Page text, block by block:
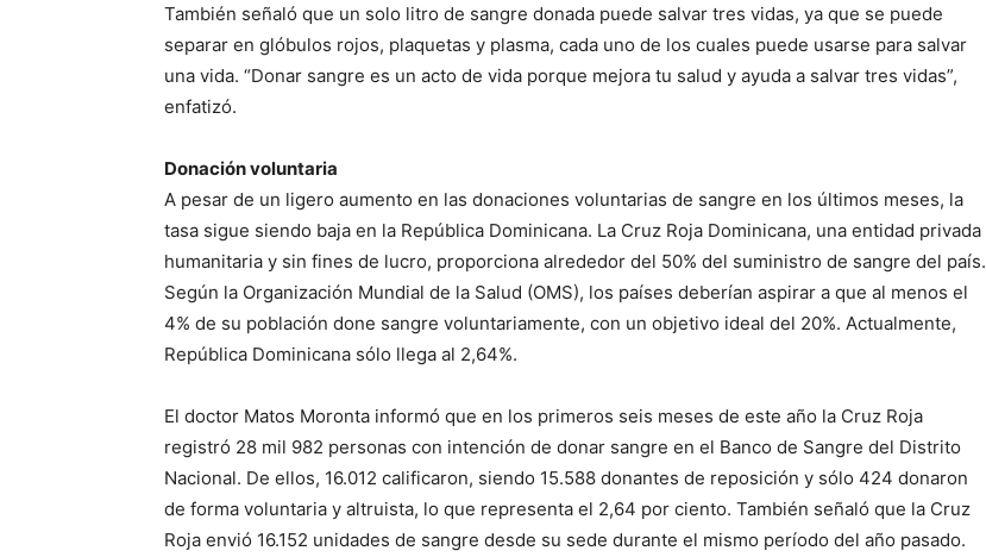
También señaló que un solo litro de sangre donada puede salvar tres vidas, ya que se puede
separar en glóbulos rojos, plaquetas y plasma, cada uno de los cuales puede usarse para salvar
una vida. “Donar sangre es un acto de vida porque mejora tu salud y ayuda a salvar tres vidas”,
enfatizó.
Donación voluntaria
A pesar de un ligero aumento en las donaciones voluntarias de sangre en los últimos meses, la
tasa sigue siendo baja en la República Dominicana. La Cruz Roja Dominicana, una entidad privada
humanitaria y sin fines de lucro, proporciona alrededor del 50% del suministro de sangre del país.
Según la Organización Mundial de la Salud (OMS), los países deberían aspirar a que al menos el
4% de su población done sangre voluntariamente, con un objetivo ideal del 20%. Actualmente,
República Dominicana sólo llega al 2,64%.
El doctor Matos Moronta informó que en los primeros seis meses de este año la Cruz Roja
registró 28 mil 982 personas con intención de donar sangre en el Banco de Sangre del Distrito
Nacional. De ellos, 16.012 calificaron, siendo 15.588 donantes de reposición y sólo 424 donaron
de forma voluntaria y altruista, lo que representa el 2,64 por ciento. También señaló que la Cruz
Roja envió 16.152 unidades de sangre desde su sede durante el mismo período del año pasado.